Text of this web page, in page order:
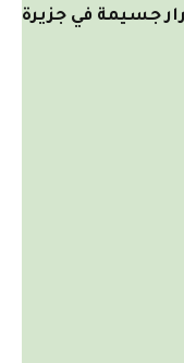
جسيمة في جزيرة